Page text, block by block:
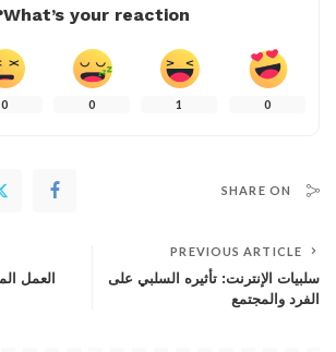
What’s your reaction?
0
1
0
0
SHARE ON
PREVIOUS ARTICLE
سلبيات الإنترنت: تأثيره السلبي على
الفرد والمجتمع